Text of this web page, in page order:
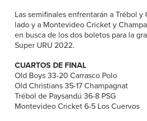
Las semifinales enfrentarán a Trébol y
lado y a Montevideo Cricket y
en busca de los dos boletos para la
Super URU 2022.
CUARTOS DE FINAL
Old Boys 33-20 Carrasco Polo
Old Christians 35-17 Champagnat
Trébol de Paysandú 36-8 PSG
Montevideo Cricket 6-5 Los Cuervos